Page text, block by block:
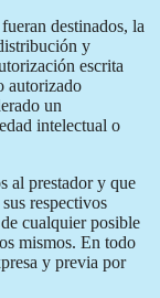
destinados, la
y
escrita
autorizado
un
intelectual o
al prestador y que
respectivos
cualquier posible
mismos. En todo
y previa por